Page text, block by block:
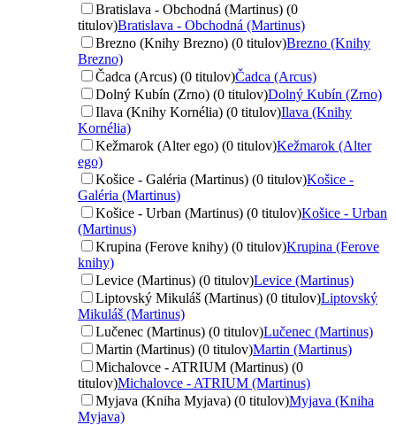
Bratislava - Obchodná (Martinus) (0
titulov)Bratislava - Obchodná (Martinus)
Brezno (Knihy Brezno) (0 titulov)Brezno (Knihy
Brezno)
Čadca (Arcus) (0 titulov)Čadca (Arcus)
Dolný Kubín (Zrno) (0 titulov)Dolný Kubín (Zrno)
Ilava (Knihy Kornélia) (0 titulov)Ilava (Knihy
Kornélia)
Kežmarok (Alter ego) (0 titulov)Kežmarok (Alter
ego)
Košice - Galéria (Martinus) (0 titulov)Košice -
Galéria (Martinus)
Košice - Urban (Martinus) (0 titulov)Košice - Urban
(Martinus)
Krupina (Ferove knihy) (0 titulov)Krupina (Ferove
knihy)
Levice (Martinus) (0 titulov)Levice (Martinus)
Liptovský Mikuláš (Martinus) (0 titulov)Liptovský
Mikuláš (Martinus)
Lučenec (Martinus) (0 titulov)Lučenec (Martinus)
Martin (Martinus) (0 titulov)Martin (Martinus)
Michalovce - ATRIUM (Martinus) (0
titulov)Michalovce - ATRIUM (Martinus)
Myjava (Kniha Myjava) (0 titulov)Myjava (Kniha
Myjava)